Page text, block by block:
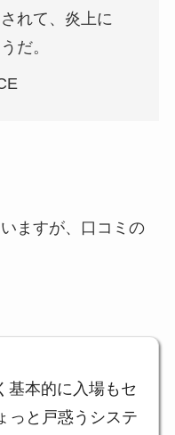
れて、炎上に
だ。
ますが、口コミの
基本的に入場もセ
っと戸惑うシステ